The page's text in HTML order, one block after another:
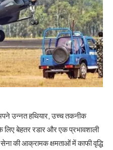
उन्नत हथियार, उच्च तकनीक
बेहतर रडार और एक प्रभावशाली
की आक्रामक क्षमताओं में काफी वृद्धि